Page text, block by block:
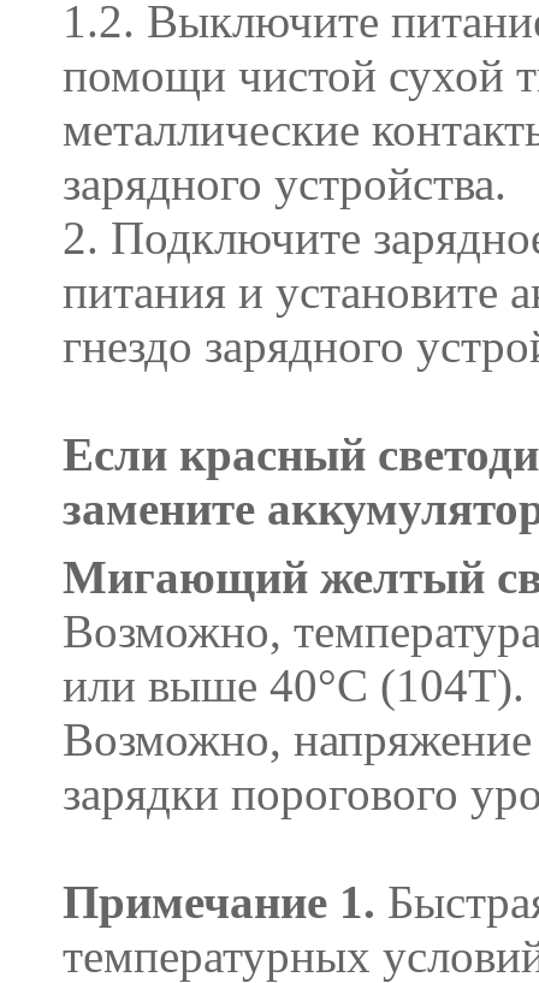
1.2. Выключите
помощи чистой сухой
металлические
зарядного устройства.
2. Подключите
питания и установите
гнездо зарядного
Если красный
замените
Мигающий желтый
Возможно,
или выше 40°С (104Т).
Возможно,
зарядки порогового
Примечание 1.
температурных